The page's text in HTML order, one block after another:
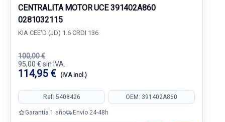
CENTRALITA MOTOR UCE 391402A860
0281032115
KIA CEE'D (JD) 1.6 CRDI 136
100,00 €
95,00 € sin IVA.
114,95 € (IVA incl.)
Ref: 5408426 OEM: 391402A860
Garantía 1 año Envío 24-48h